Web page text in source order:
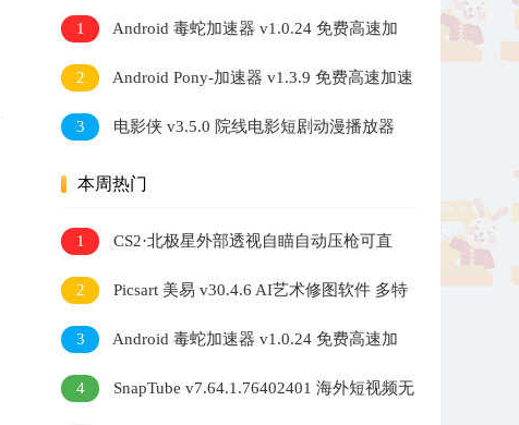
1
Android 毒蛇加速器 v1.0.24 免费高速加
速器
2
Android Pony-加速器 v1.3.9 免费高速加速
器
3
电影侠 v3.5.0 院线电影短剧动漫播放器
本周热门
1
CS2·北极星外部透视自瞄自动压枪可直
播 v2.7.3
2
Picsart 美易 v30.4.6 AI艺术修图软件 多特
效照片编辑工具
3
Android 毒蛇加速器 v1.0.24 免费高速加
速器
4
SnapTube v7.64.1.76402401 海外短视频无